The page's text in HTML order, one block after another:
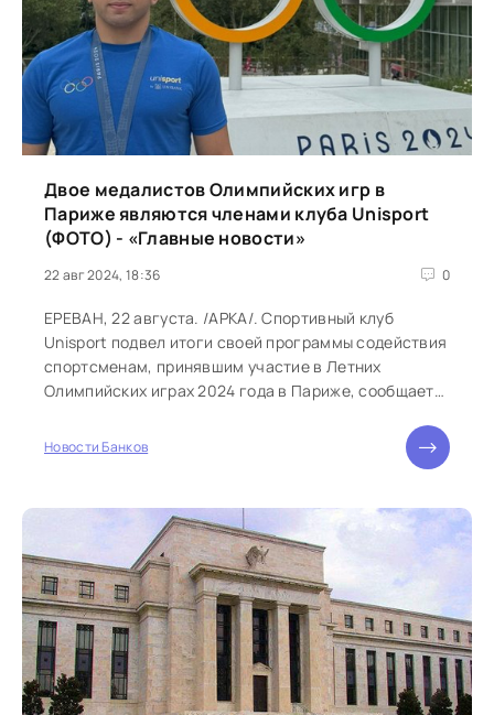
Двое медалистов Олимпийских игр в
Париже являются членами клуба Unisport
(ФОТО) - «Главные новости»
22 авг 2024, 18:36 0
ЕРЕВАН, 22 августа. /АРКА/. Спортивный клуб
Unisport подвел итоги своей программы содействия
спортсменам, принявшим участие в Летних
Олимпийских играх 2024 года в Париже, сообщает
Новости Банков